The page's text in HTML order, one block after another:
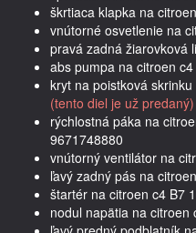
škrtiaca klapka na
vnútorné osvetlenie na
pravá zadná žiarovková
abs pumpa na citroen
kryt na poistková
(tento diel je už predaný)
rýchlostná páka na
9671748880
vnútorný ventilátor na
ľavý zadný pás na
štartér na citroen c4 B7
nodul napätia na citroen